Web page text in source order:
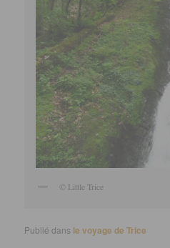
© Little Trice
Publié dans le voyage de Trice